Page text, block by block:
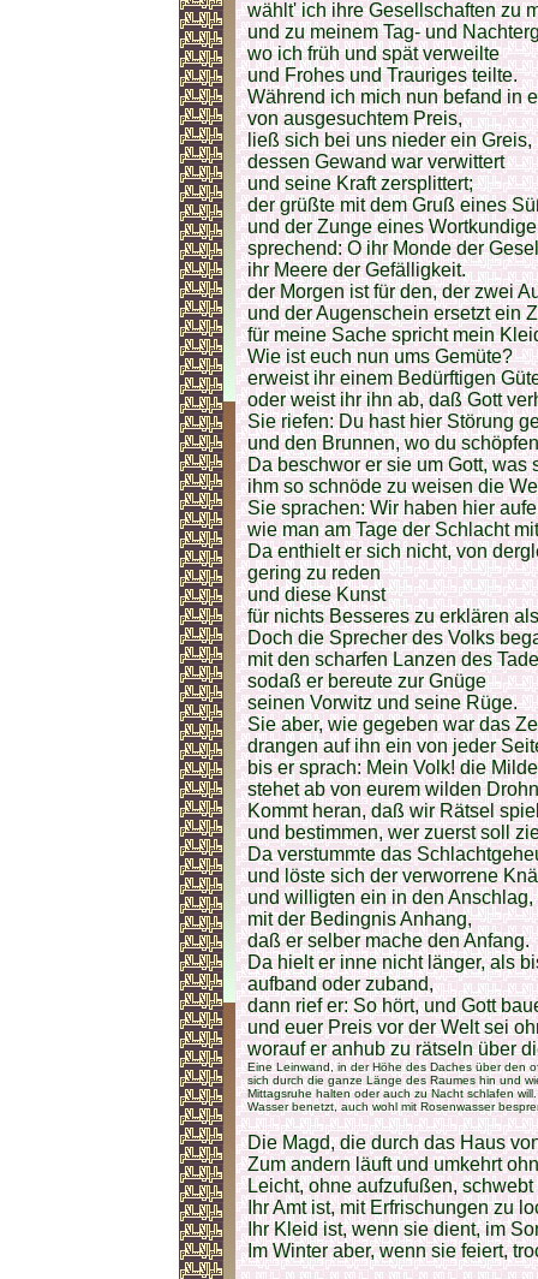
wählt' ich ihre Gesellschaften zu
und zu meinem Tag- und
wo ich früh und spät verweilte
und Frohes und Trauriges teilte.
Während ich mich nun befand in
von ausgesuchtem Preis,
ließ sich bei uns nieder ein Greis,
dessen Gewand war verwittert
und seine Kraft zersplittert;
der grüßte mit dem Gruß eines
und der Zunge eines
sprechend: O ihr Monde der
ihr Meere der Gefälligkeit.
der Morgen ist für den, der zwei
und der Augenschein ersetzt ein
für meine Sache spricht mein
Wie ist euch nun ums Gemüte?
erweist ihr einem Bedürftigen
oder weist ihr ihn ab, daß Gott
Sie riefen: Du hast hier Störung
und den Brunnen, wo du
Da beschwor er sie um Gott, was
ihm so schnöde zu weisen die
Sie sprachen: Wir haben hier
wie man am Tage der Schlacht
Da enthielt er sich nicht, von
gering zu reden
und diese Kunst
für nichts Besseres zu erklären
Doch die Sprecher des Volks
mit den scharfen Lanzen des
sodaß er bereute zur Gnüge
seinen Vorwitz und seine Rüge.
Sie aber, wie gegeben war das
drangen auf ihn ein von jeder
bis er sprach: Mein Volk! die
stehet ab von eurem wilden
Kommt heran, daß wir Rätsel
und bestimmen, wer zuerst soll
Da verstummte das
und löste sich der verworrene
und willigten ein in den Anschlag,
mit der Bedingnis Anhang,
daß er selber mache den Anfang.
Da hielt er inne nicht länger, als
aufband oder zuband,
dann rief er: So hört, und Gott
und euer Preis vor der Welt sei
worauf er anhub zu rätseln über
Eine Leinwand, in der Höhe des Daches über den
sich durch die ganze Länge des Raumes hin und
Mittagsruhe halten oder auch zu Nacht schlafen
Wasser benetzt, auch wohl mit Rosenwasser
Die Magd, die durch das Haus
Zum andern läuft und umkehrt
Leicht, ohne aufzufußen, schwebt
Ihr Amt ist, mit Erfrischungen zu
Ihr Kleid ist, wenn sie dient, im
Im Winter aber, wenn sie feiert,